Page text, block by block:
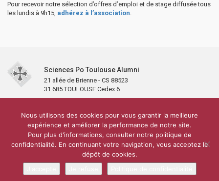
Pour recevoir notre sélection d’offres d’emploi et de stage diffusée tous
les lundis à 9h15, adhérez à l’association.
Sciences Po Toulouse Alumni
21 allée de Brienne - CS 88523
31 685 TOULOUSE Cedex 6
Partenaires et soutiens
Lettre d’information
Réseaux sociaux
Sciences Po Toulouse
Carré Alumni de la bibliothèque de Sciences Po Toulouse
10 000 diplômés
Réseau ScPo
Mentions légales Politique de confidentialité
Plan du site
Conception & réalisation :CEREAL CONCEPT
Nous utilisons des cookies pour vous garantir la meilleure
expérience et améliorer la performance de notre site.
Pour plus d'informations, consulter notre politique de
confidentialité. En continuant votre navigation, vous acceptez le
dépôt de cookies.